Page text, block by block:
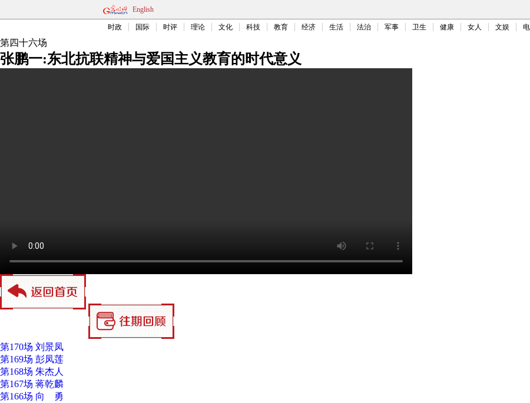
English
时政 国际 时评 理论 文化 科技 教育 经济 生活 法治 军事 卫生 健康 女人 文娱
第四十六场
张鹏一:东北抗联精神与爱国主义教育的时代意义
第170场 刘景凤
第169场 彭凤莲
第168场 朱杰人
第167场 蒋乾麟
第166场 向 勇